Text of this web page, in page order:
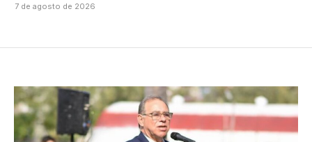
7 de agosto de 2026